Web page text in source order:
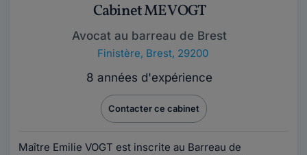
Cabinet ME VOGT
Avocat au barreau de Brest
Finistère, Brest, 29200
8 années d'expérience
Contacter ce cabinet
Maître Emilie VOGT est inscrite au Barreau de